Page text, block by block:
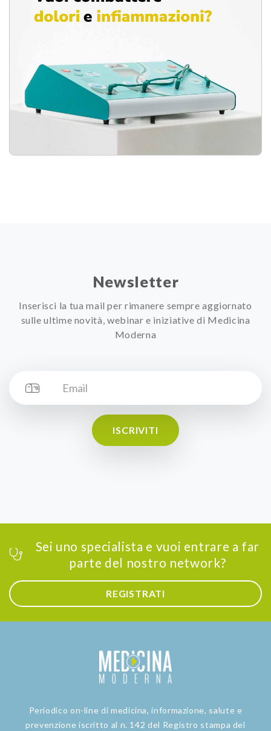
Newsletter
Inserisci la tua mail per rimanere sempre aggiornato
sulle ultime novità, webinar e iniziative di Medicina
Moderna
ISCRIVITI
Sei uno specialista e vuoi entrare a far
parte del nostro network?
REGISTRATI
Periodico on-line di medicina, informazione, salute e
prevenzione iscritto al n. 142 del Registro stampa del